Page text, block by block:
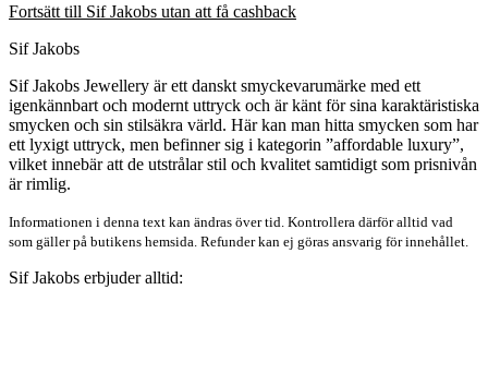
Fortsätt till Sif Jakobs utan att få cashback
Sif Jakobs
Sif Jakobs Jewellery är ett danskt smyckevarumärke med ett
igenkännbart och modernt uttryck och är känt för sina karaktäristiska
smycken och sin stilsäkra värld. Här kan man hitta smycken som har
ett lyxigt uttryck, men befinner sig i kategorin ”affordable luxury”,
vilket innebär att de utstrålar stil och kvalitet samtidigt som prisnivån
är rimlig.
Informationen i denna text kan ändras över tid. Kontrollera därför alltid vad
som gäller på butikens hemsida. Refunder kan ej göras ansvarig för innehållet.
Sif Jakobs erbjuder alltid: